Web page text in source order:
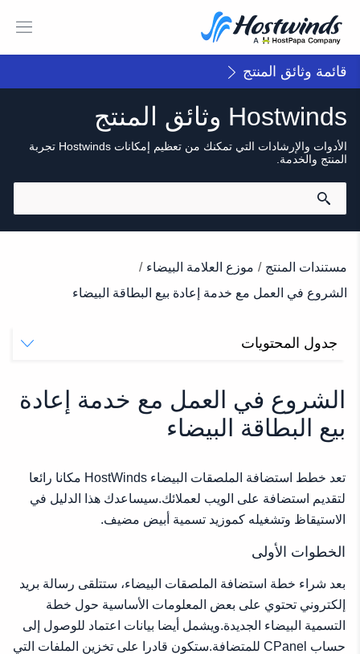
قائمة وثائق المنتج
Hostwinds وثائق المنتج
الأدوات والإرشادات التي تمكنك من تعظيم إمكانات Hostwinds تجربة
المنتج والخدمة.
مستندات المنتج / موزع العلامة البيضاء /
الشروع في العمل مع خدمة إعادة بيع البطاقة البيضاء
جدول المحتويات
معلومات خدمة الاستضافة الجديدة
معلومات الخادم
معلومات خادم الأسماء
الحصول على WHMCS Reseller API Key الخاص بك
كيفية استخدام Addon HostWinds Reseller
إنشاء منتج جديد
الشروع في العمل مع خدمة إعادة
بيع البطاقة البيضاء
تعد خطط استضافة الملصقات البيضاء HostWinds مكانا رائعا
لتقديم استضافة على الويب لعملائك.سيساعدك هذا الدليل في
الاستيقاظ وتشغيله كموزيد تسمية أبيض مضيف.
الخطوات الأولى
بعد شراء خطة استضافة الملصقات البيضاء، ستتلقى رسالة بريد
إلكتروني تحتوي على بعض المعلومات الأساسية حول خطة
التسمية البيضاء الجديدة.ويشمل أيضا بيانات اعتماد للوصول إلى
حساب CPanel للمتضافة.ستكون قادرا على تخزين الملفات التي